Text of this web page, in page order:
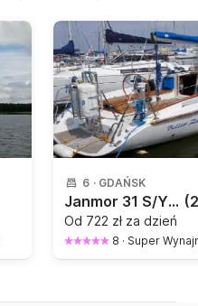
6 · GDAŃSK
Janmor 31 S/Y "Bellew Zawierucha" -
Od 722 zł za dzień
8 · Super